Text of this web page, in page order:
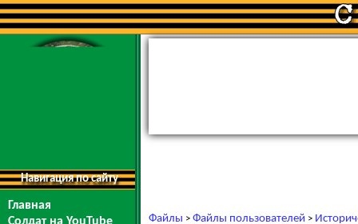
Навигация по сайту
Главная
Файлы > Файлы пользователей >